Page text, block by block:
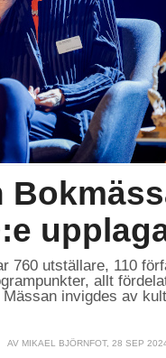
760 utställare, 110
allt
invigdes av
AV MIKAEL BJÖRNFOT, 28 SEP